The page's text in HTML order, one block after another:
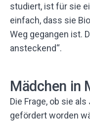
studiert, ist für sie
einfach, dass sie
Weg gegangen ist.
ansteckend“.
Mädchen in
Die Frage, ob sie
gefördert worden